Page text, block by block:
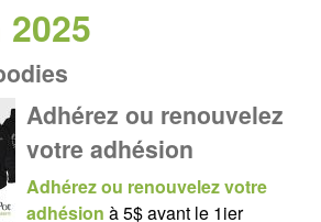
Adhérez ou renouvelez
votre adhésion
Adhérez ou renouvelez votre
adhésion à 5$ avant le 1ier